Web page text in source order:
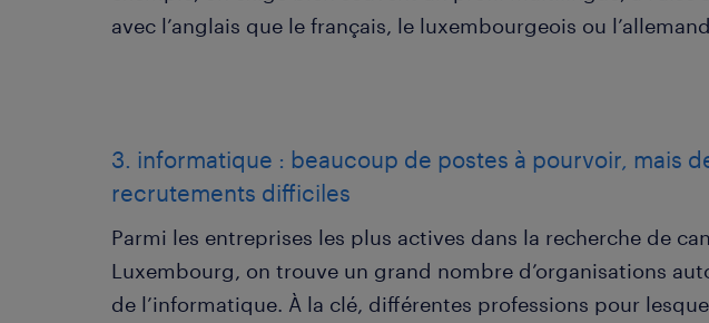
avec l’anglais que le français, le luxembourgeois ou
3. informatique : beaucoup de postes à pourvoir, mais
recrutements difficiles
Parmi les entreprises les plus actives dans la recherche de
Luxembourg, on trouve un grand nombre d’organisations
de l’informatique. À la clé, différentes professions pour